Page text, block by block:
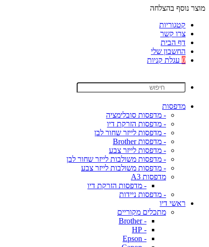
מוצר נוסף בהצלחה
קטגוריות
צרו קשר
דף הבית
החשבון שלי
0 עגלת קניות
מדפסות
- מדפסות סובלימציה
- מדפסות הזרקת דיו
- מדפסות לייזר שחור לבן
- מדפסות Brother
- מדפסות לייזר צבע
- מדפסות משולבות לייזר שחור לבן
- מדפסות משולבות לייזר צבע
מדפסות A3
- מדפסות הזרקת דיו
- מדפסות ניידות
ראשי דיו
מתכלים מקוריים
- Brother
- HP
- Epson